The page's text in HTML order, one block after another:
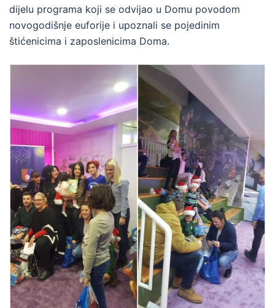
dijelu programa koji se odvijao u Domu povodom
novogodišnje euforije i upoznali se pojedinim
štićenicima i zaposlenicima Doma.